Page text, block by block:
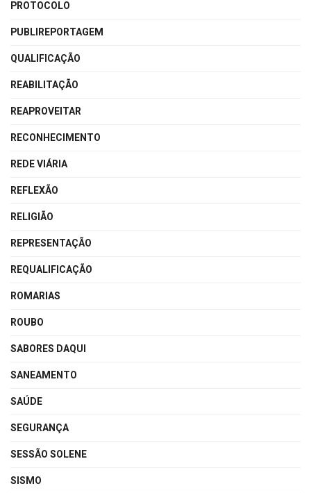
PROTOCOLO
PUBLIREPORTAGEM
QUALIFICAÇÃO
REABILITAÇÃO
REAPROVEITAR
RECONHECIMENTO
REDE VIÁRIA
REFLEXÃO
RELIGIÃO
REPRESENTAÇÃO
REQUALIFICAÇÃO
ROMARIAS
ROUBO
SABORES DAQUI
SANEAMENTO
SAÚDE
SEGURANÇA
SESSÃO SOLENE
SISMO